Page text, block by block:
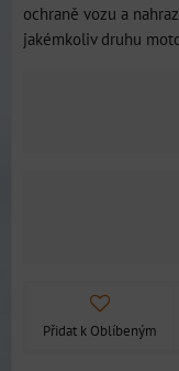
ochraně vozu a
jakémkoliv druhu
Přidat k Oblíbeným